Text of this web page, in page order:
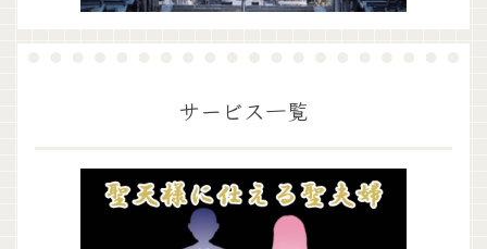
サービス一覧